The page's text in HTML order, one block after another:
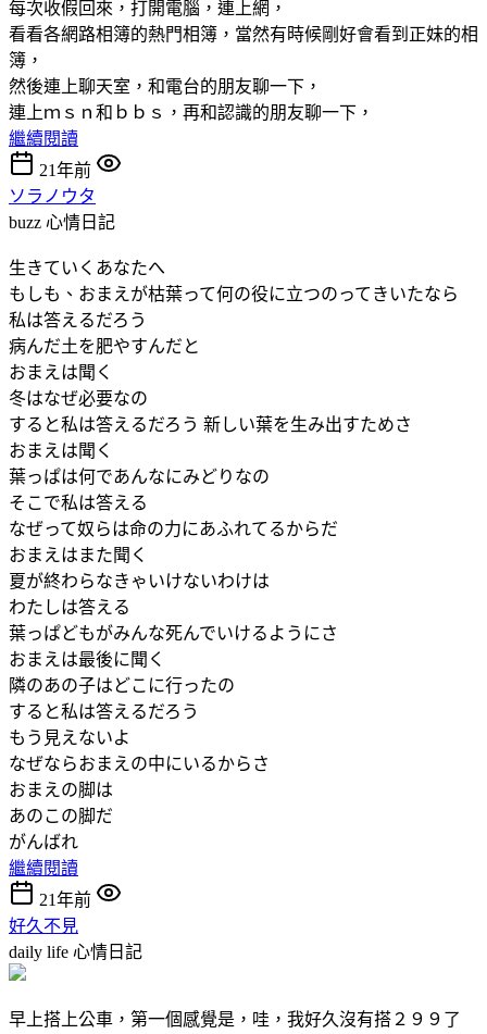
每次收假回來，打開電腦，連上網，
看看各網路相簿的熱門相簿，當然有時候剛好會看到正妹的相
簿，
然後連上聊天室，和電台的朋友聊一下，
連上ｍｓｎ和ｂｂｓ，再和認識的朋友聊一下，
繼續閱讀
21年前
ソラノウタ
buzz 心情日記
生きていくあなたへ
もしも、おまえが枯葉って何の役に立つのってきいたなら
私は答えるだろう
病んだ土を肥やすんだと
おまえは聞く
冬はなぜ必要なの
すると私は答えるだろう 新しい葉を生み出すためさ
おまえは聞く
葉っぱは何であんなにみどりなの
そこで私は答える
なぜって奴らは命の力にあふれてるからだ
おまえはまた聞く
夏が終わらなきゃいけないわけは
わたしは答える
葉っぱどもがみんな死んでいけるようにさ
おまえは最後に聞く
隣のあの子はどこに行ったの
すると私は答えるだろう
もう見えないよ
なぜならおまえの中にいるからさ
おまえの脚は
あのこの脚だ
がんばれ
繼續閱讀
21年前
好久不見
daily life 心情日記
早上搭上公車，第一個感覺是，哇，我好久沒有搭２９９了